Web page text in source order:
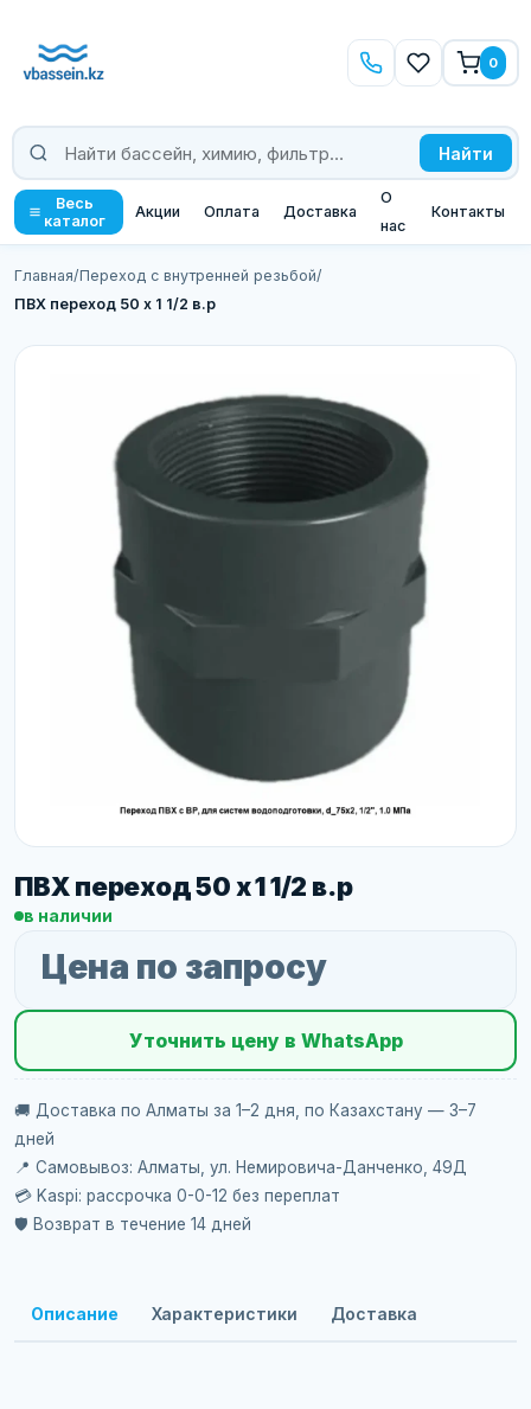
Найти
0
Весь
каталог
Акции Оплата Доставка
О
нас
Контакты
Главная/Переход с внутренней резьбой/
ПВХ переход 50 х 1 1/2 в.р
ПВХ переход 50 х 1 1/2 в.р
в наличии
Цена по запросу
Уточнить цену в WhatsApp
🚚 Доставка по Алматы за 1–2 дня, по Казахстану — 3–7
дней
📍 Самовывоз: Алматы, ул. Немировича-Данченко, 49Д
💳 Kaspi: рассрочка 0-0-12 без переплат
🛡️ Возврат в течение 14 дней
Описание Характеристики Доставка